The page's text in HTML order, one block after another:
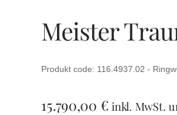
Meister
Produkt code: 116.4937.02 -
15.790,00 € inkl. MwSt.